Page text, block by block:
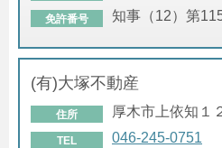
免許番号 知事（12）第
(有)大塚不動産
住所 厚木市上依知１
TEL 046-245-0751